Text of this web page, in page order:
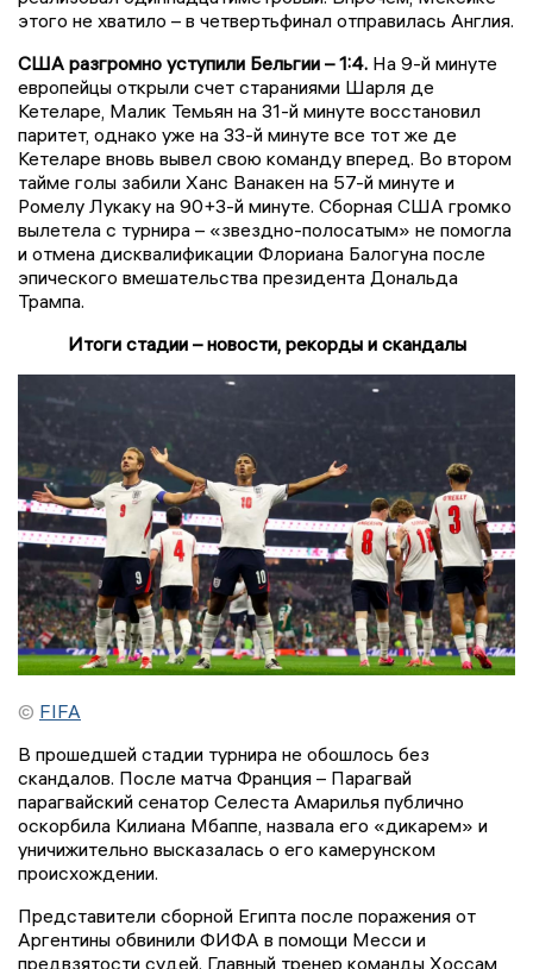
этого не хватило – в четвертьфинал отправилась Англия.
США разгромно уступили Бельгии – 1:4. На 9-й минуте
европейцы открыли счет стараниями Шарля де
Кетеларе, Малик Темьян на 31-й минуте восстановил
паритет, однако уже на 33-й минуте все тот же де
Кетеларе вновь вывел свою команду вперед. Во втором
тайме голы забили Ханс Ванакен на 57-й минуте и
Ромелу Лукаку на 90+3-й минуте. Сборная США громко
вылетела с турнира – «звездно-полосатым» не помогла
и отмена дисквалификации Флориана Балогуна после
эпического вмешательства президента Дональда
Трампа.
Итоги стадии – новости, рекорды и скандалы
© FIFA
В прошедшей стадии турнира не обошлось без
скандалов. После матча Франция – Парагвай
парагвайский сенатор Селеста Амарилья публично
оскорбила Килиана Мбаппе, назвала его «дикарем» и
уничижительно высказалась о его камерунском
происхождении.
Представители сборной Египта после поражения от
Аргентины обвинили ФИФА в помощи Месси и
предвзятости судей. Главный тренер команды Хоссам